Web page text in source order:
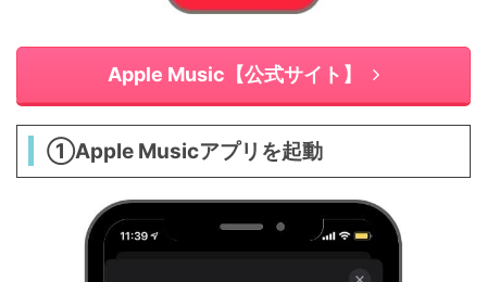
Apple Music【公式サイト】
①Apple Musicアプリを起動